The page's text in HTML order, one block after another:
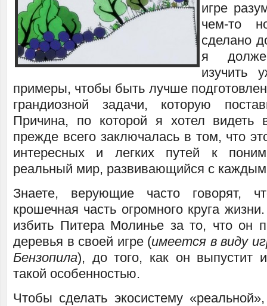
игре
чем-то
сделано
я
изучить
примеры, чтобы быть лучше
грандиозной задачи, которую
Причина, по которой я хотел видеть
прежде всего заключалась в том, что
интересных и легких путей к
реальный мир, развивающийся с каждым
Знаете, верующие часто говорят,
крошечная часть огромного круга
избить Питера Молинье за то, что он
деревья в своей игре (имеется в виду
Бензопила), до того, как он выпустит
такой особенностью.
Чтобы сделать экосистему